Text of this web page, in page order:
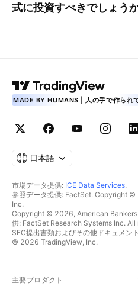
式に投資すべきでしょう
MADE BY HUMANS | 人の手で作られ
日本語
市場データ提供: ICE Data Services.
参照データ提供: FactSet. Copyright
Inc.
Copyright © 2026, American Bankers
供: FactSet Research Systems Inc.
SEC提出書類およびその他ドキュメン
© 2026 TradingView, Inc.
主要プロダクト